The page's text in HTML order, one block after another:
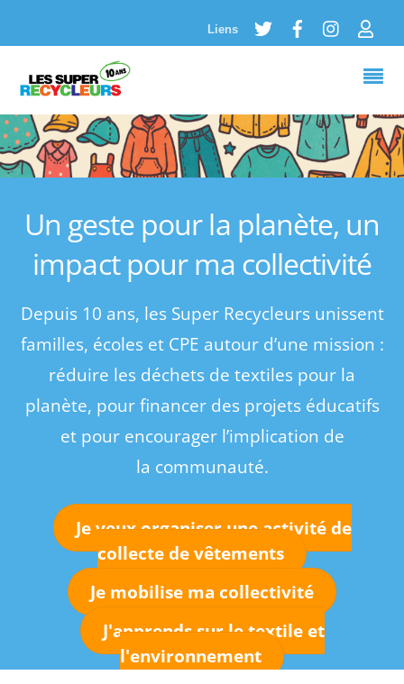
Liens
Twitter FacebookInstagram
Un geste pour la planète, un
impact pour ma collectivité
Depuis 10 ans, les Super Recycleurs unissent
familles, écoles et CPE autour d’une mission :
réduire les déchets de textiles pour la
planète, pour financer des projets éducatifs
et pour encourager l’implication de
la communauté.
Je veux organiser une activité de
collecte de vêtements
Je mobilise ma collectivité
J'apprends sur le textile et
l'environnement